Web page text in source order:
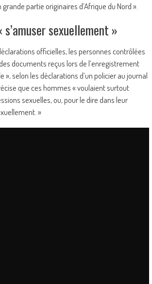
partie originaires d’Afrique du Nord ».
sexuellement »
officielles, les personnes contrôlées
documents reçus lors de l’enregistrement
», selon les déclarations d’un policier au journal
que ces hommes « voulaient surtout
sexuelles, ou, pour le dire dans leur
»